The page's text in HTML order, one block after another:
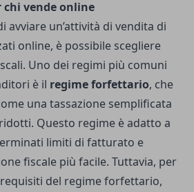
chi vende online
avviare un’attività di vendita di
online, è possibile scegliere
Uno dei regimi più comuni
è il regime forfettario, che
una tassazione semplificata
Questo regime è adatto a
limiti di fatturato e
fiscale più facile. Tuttavia, per
del regime forfettario,